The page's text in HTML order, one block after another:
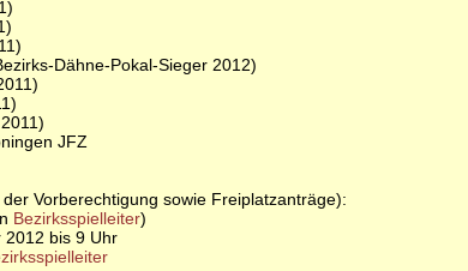
Dähne-Pokal-Sieger 2012)
JFZ
Vorberechtigung sowie Freiplatzanträge):
Bezirksspielleiter)
2012 bis 9 Uhr